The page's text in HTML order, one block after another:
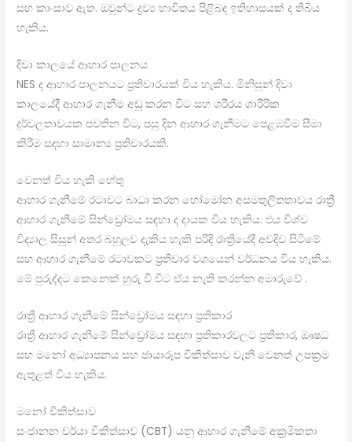
සහ කාංසාව ඇත. ඔවුන්ට ද්‍රව්‍ය භාවිතය පිළිබඳ ඉතිහාසයක් ද තිබිය
හැකිය.
දිවා කාලයේ ආහාර පාලනය
NES ද ආහාර පාලනයට ප්‍රතිචාරයක් විය හැකිය. මිනිසුන් දිවා
කාලයේදී ආහාර ගැනීම අඩු කරන විට සහ ශරීරය ශාරීරික
දුර්වලතාවයක පවතින විට, පසු දින ආහාර ගැනීමට පෙළඹවීම සීමා
කිරීම සඳහා සාමාන්‍ය ප්‍රතිචාරයකි.
වෙනත් විය හැකි හේතු
ආහාර ගැනීමේ රටාවට බාධා කරන හෝමෝන අසමතුලිතතාවය රාත්‍රී
ආහාර ගැනීමේ සින්ඩ්‍රෝමය සඳහා ද දායක විය හැකිය. එය විශ්ව
විද්‍යාල සිසුන් අතර බහුලව දැකිය හැකි පරිදි රාත්‍රියේදී අවදිව සිටීමේ
සහ ආහාර ගැනීමේ රටාවකට ප්‍රතිචාර වශයෙන් වර්ධනය විය හැකිය.
මේ පුරුද්දට කෙනෙක් හුරු වී විට ඒය නැති කරන්න අමාරුවේ .
රාත්‍රී ආහාර ගැනීමේ සින්ඩ්‍රෝමය සඳහා ප්‍රතිකාර
රාත්‍රී ආහාර ගැනීමේ සින්ඩ්‍රෝමය සඳහා ප්‍රතිකාරවලට ප්‍රතිකාර, ඖෂධ
සහ මනෝ අධ්‍යාපනය සහ ඡායාරූප චිකිත්සාව වැනි වෙනත් උපක්‍රම
ඇතුළත් විය හැකිය.
මනෝ චිකිත්සාව
සංජානන චර්යා චිකිත්සාව (CBT) යනු ආහාර ගැනීමේ අක්‍රමිකතා